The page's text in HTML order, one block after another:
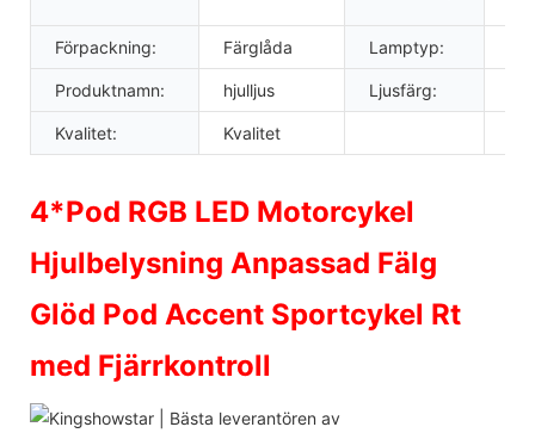
Förpackning: Färglåda Lamptyp:
Produktnamn: hjulljus Ljusfärg:
Kvalitet: Kvalitet
4*Pod RGB LED Motorcykel
Hjulbelysning Anpassad Fälg
Glöd Pod Accent Sportcykel Rt
med Fjärrkontroll